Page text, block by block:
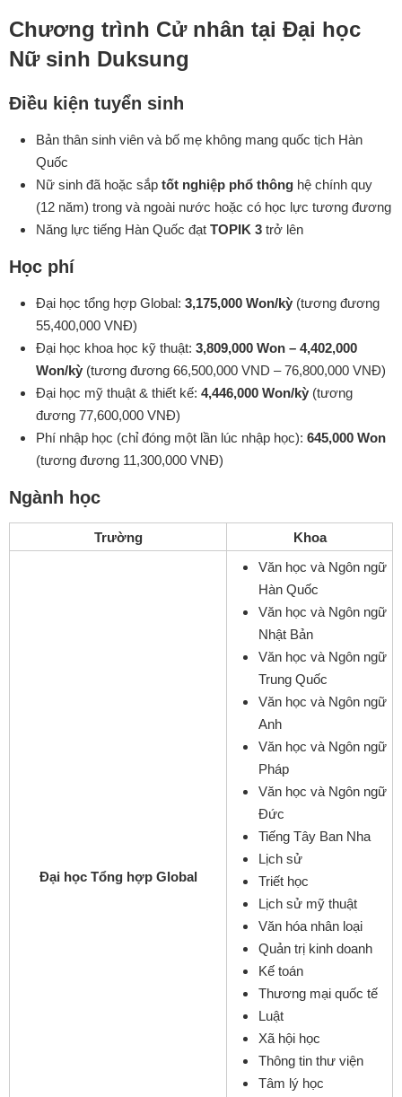
Chương trình Cử nhân tại Đại học
Nữ sinh Duksung
Điều kiện tuyển sinh
Bản thân sinh viên và bố mẹ không mang quốc tịch Hàn
Quốc
Nữ sinh đã hoặc sắp tốt nghiệp phổ thông hệ chính quy
(12 năm) trong và ngoài nước hoặc có học lực tương đương
Năng lực tiếng Hàn Quốc đạt TOPIK 3 trở lên
Học phí
Đại học tổng hợp Global: 3,175,000 Won/kỳ (tương đương
55,400,000 VNĐ)
Đại học khoa học kỹ thuật: 3,809,000 Won – 4,402,000
Won/kỳ (tương đương 66,500,000 VND – 76,800,000 VNĐ)
Đại học mỹ thuật & thiết kế: 4,446,000 Won/kỳ (tương
đương 77,600,000 VNĐ)
Phí nhập học (chỉ đóng một lần lúc nhập học): 645,000 Won
(tương đương 11,300,000 VNĐ)
Ngành học
Trường Khoa
Đại học Tổng hợp Global
Văn học và Ngôn ngữ
Hàn Quốc
Văn học và Ngôn ngữ
Nhật Bản
Văn học và Ngôn ngữ
Trung Quốc
Văn học và Ngôn ngữ
Anh
Văn học và Ngôn ngữ
Pháp
Văn học và Ngôn ngữ
Đức
Tiếng Tây Ban Nha
Lịch sử
Triết học
Lịch sử mỹ thuật
Văn hóa nhân loại
Quản trị kinh doanh
Kế toán
Thương mại quốc tế
Luật
Xã hội học
Thông tin thư viện
Tâm lý học